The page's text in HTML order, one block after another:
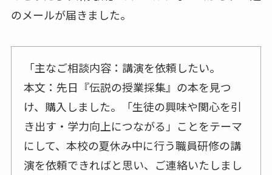
のメールが届きました。
「主なご相談内容：講演を依頼したい。
本文：先日『伝説の授業採集』の本を見つ
け、購入しました。「生徒の興味や関心を引
き出す・学力向上につながる」ことをテーマ
にして、本校の夏休み中に行う職員研修の講
演を依頼できればと思い、ご連絡いたしまし